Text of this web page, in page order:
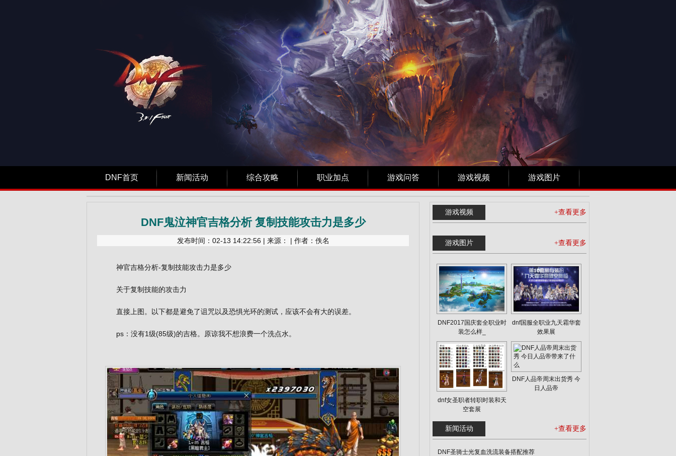
DNF首页 新闻活动 综合攻略 职业加点 游戏问答 游戏视频 游戏图片
DNF鬼泣神官吉格分析 复制技能攻击力是多少
发布时间：02-13 14:22:56 | 来源： | 作者：佚名
神官吉格分析-复制技能攻击力是多少
关于复制技能的攻击力
直接上图。以下都是避免了诅咒以及恐惧光环的测试，应该不会有大的误差。
ps：没有1级(85级)的吉格。原谅我不想浪费一个洗点水。
游戏视频 +查看更多
游戏图片 +查看更多
DNF2017国庆套全职业时
装怎么样_
dnf国服全职业九天霜华套
效果展
dnf女圣职者转职时装和天
空套展
DNF人品帝周末出货秀 今
日人品帝
新闻活动 +查看更多
DNF圣骑士光复血洗流装备搭配推荐